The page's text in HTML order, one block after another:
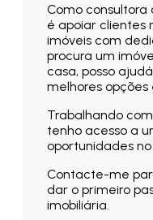
Como consultora
é apoiar clientes
imóveis com
procura um
casa, posso
melhores
Trabalhando
tenho acesso a
oportunidades
Contacte-me
dar o primeiro
imobiliária.